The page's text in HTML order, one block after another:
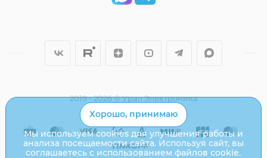
2019 - 2026 © Урал Электроника
Мы используем cookies для улучшения работы и
анализа посещаемости сайта. Используя сайт, вы
соглашаетесь с использованием файлов cookie.
Хорошо, принимаю